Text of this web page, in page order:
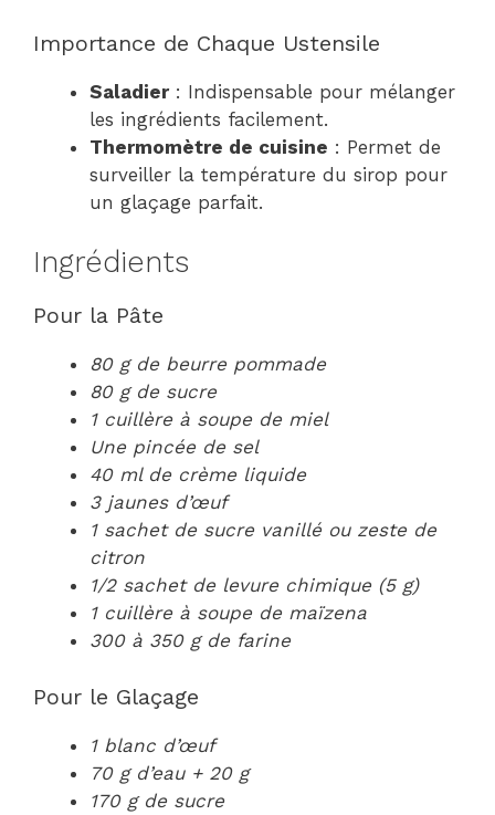
Importance de Chaque Ustensile
Saladier: Indispensable pour mélanger
les ingrédients facilement.
Thermomètre de cuisine : Permet de
surveiller la température du sirop pour
un glaçage parfait.
Ingrédients
Pour la Pâte
80 g de beurre pommade
80 g de sucre
1 cuillère à soupe de miel
Une pincée de sel
40 ml de crème liquide
3 jaunes d’œuf
1 sachet de sucre vanillé ou zeste de
citron
1/2 sachet de levure chimique (5 g)
1 cuillère à soupe de maïzena
300 à 350 g de farine
Pour le Glaçage
1 blanc d’œuf
70 g d’eau + 20 g
170 g de sucre